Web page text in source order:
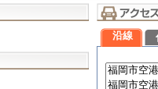
沿線